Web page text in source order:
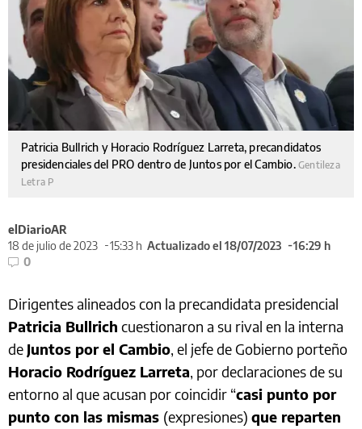
Patricia Bullrich y Horacio Rodríguez Larreta, precandidatos
presidenciales del PRO dentro de Juntos por el Cambio.Gentileza
Letra P
elDiarioAR
18 de julio de 2023
15:33 h Actualizado el 18/07/2023
16:29 h
0
Dirigentes alineados con la precandidata presidencial
Patricia Bullrich cuestionaron a su rival en la interna
de Juntos por el Cambio, el jefe de Gobierno porteño
Horacio Rodríguez Larreta, por declaraciones de su
entorno al que acusan por coincidir “casi punto por
punto con las mismas (expresiones) que reparten